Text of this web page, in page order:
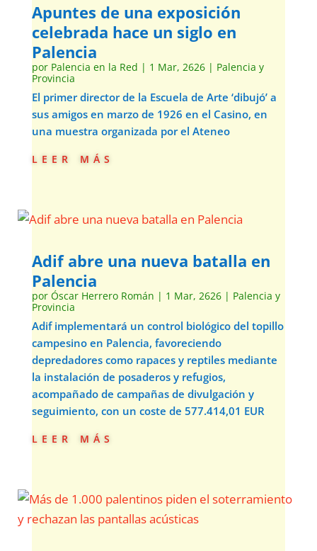
Apuntes de una exposición
celebrada hace un siglo en
Palencia
por Palencia en la Red | 1 Mar, 2626| Palencia y
Provincia
El primer director de la Escuela de Arte ‘dibujó’ a
sus amigos en marzo de 1926 en el Casino, en
una muestra organizada por el Ateneo
leer más
Adif abre una nueva batalla en
Palencia
por Óscar Herrero Román | 1 Mar, 2626| Palencia y
Provincia
Adif implementará un control biológico del topillo
campesino en Palencia, favoreciendo
depredadores como rapaces y reptiles mediante
la instalación de posaderos y refugios,
acompañado de campañas de divulgación y
seguimiento, con un coste de 577.414,01 EUR
leer más